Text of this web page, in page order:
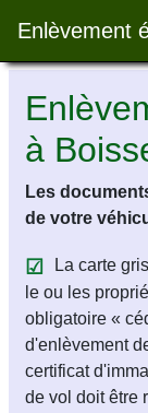
Enlèvement
à
Les
de votre
La carte
le ou les
obligatoire «
d'enlèvement
certificat
de vol doit être